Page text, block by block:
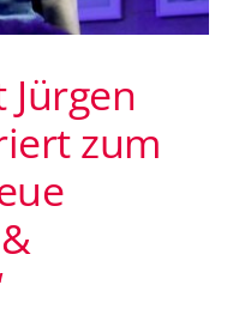
zum